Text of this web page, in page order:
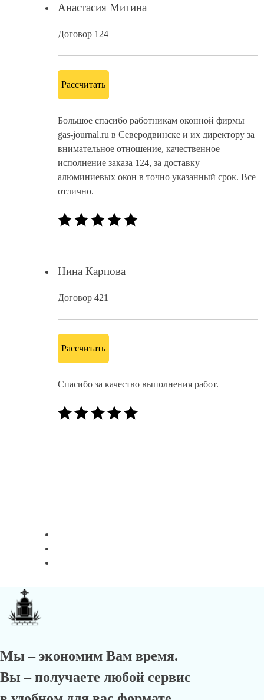
Анастасия Митина
Договор 124
Рассчитать
Большое спасибо работникам оконной фирмы
gas-journal.ru в Северодвинске и их директору за
внимательное отношение, качественное
исполнение заказа 124, за доставку
алюминиевых окон в точно указанный срок. Все
отлично.
Нина Карпова
Договор 421
Рассчитать
Спасибо за качество выполнения работ.
Мы – экономим Вам время.
Вы – получаете любой сервис